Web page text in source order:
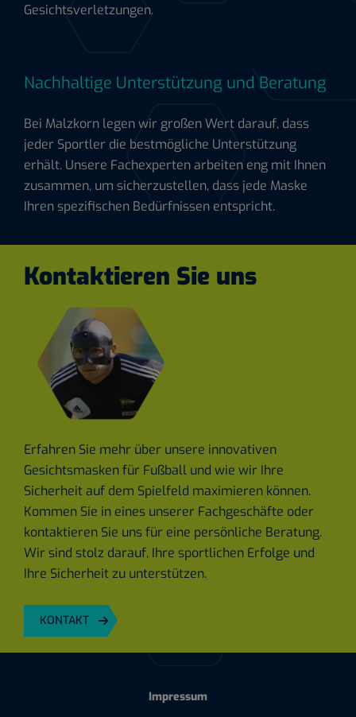
Gesichtsverletzungen.
Nachhaltige Unterstützung und Beratung
Bei Malzkorn legen wir großen Wert darauf, dass
jeder Sportler die bestmögliche Unterstützung
erhält. Unsere Fachexperten arbeiten eng mit Ihnen
zusammen, um sicherzustellen, dass jede Maske
Ihren spezifischen Bedürfnissen entspricht.
Kontaktieren Sie uns
Erfahren Sie mehr über unsere innovativen
Gesichtsmasken für Fußball und wie wir Ihre
Sicherheit auf dem Spielfeld maximieren können.
Kommen Sie in eines unserer Fachgeschäfte oder
kontaktieren Sie uns für eine persönliche Beratung.
Wir sind stolz darauf, Ihre sportlichen Erfolge und
Ihre Sicherheit zu unterstützen.
KONTAKT
Impressum